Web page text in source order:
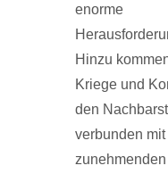
enorme
Hinzu
Kriege und
den
verbunden mit
zunehmenden